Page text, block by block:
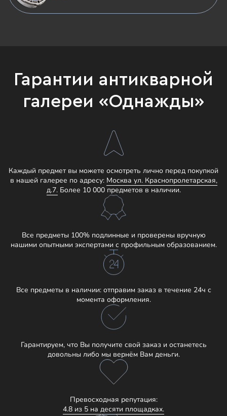
Гарантии антикварной
галереи «Однажды»
Каждый предмет вы можете осмотреть лично перед покупкой
в нашей галерее по адресу: Москва ул. Краснопролетарская,
д.7.Более 10 000 предметов в наличии.
Все предметы 100% подлинные и проверены вручную
нашими опытными экспертами с профильным образованием.
Все предметы в наличии: отправим заказ в течение 24ч с
момента оформления.
Гарантируем, что Вы получите свой заказ и останетесь
довольны либо мы вернём Вам деньги.
Превосходная репутация:
4.8 из 5 на десяти площадках.